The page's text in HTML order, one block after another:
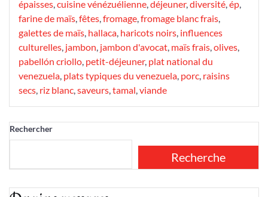
épaisses,cuisine vénézuélienne,déjeuner,diversité,ép,
farine de maïs,fêtes,fromage,fromage blanc frais,
galettes de maïs, hallaca, haricots noirs, influences
culturelles, jambon, jambon d'avocat, maïs frais,olives,
pabellón criollo, petit-déjeuner, plat national du
venezuela, plats typiques du venezuela, porc, raisins
secs, riz blanc,saveurs,tamal,viande
Rechercher
Recherche